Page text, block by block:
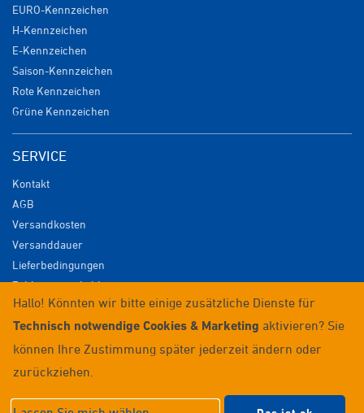
EURO-Kennzeichen
H-Kennzeichen
E-Kennzeichen
Saison-Kennzeichen
Rote Kennzeichen
Grüne Kennzeichen
SERVICE
Kontakt
AGB
Versandkosten
Versanddauer
Lieferbedingungen
Zahlungsmöglichkeiten
Datenschutz
Impressum
Widerrufsrecht
Anmelden / Registrieren
© 2026 Wunschkennzeichenversand
Hallo! Könnten wir bitte einige zusätzliche Dienste für
Technisch notwendige Cookies & Marketing aktivieren? Sie
können Ihre Zustimmung später jederzeit ändern oder
zurückziehen.